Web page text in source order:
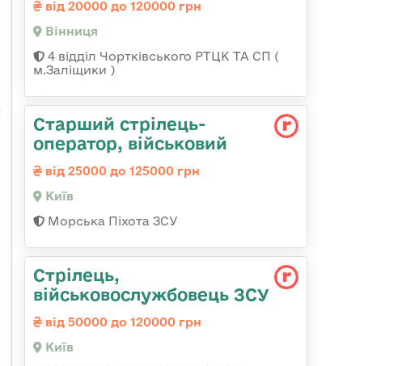
від 20000 до 120000 грн
Вінниця
4 відділ Чортківського РТЦК ТА СП (
м.Заліщики )
Стаpший стpілець-
опеpатоp, військовий
від 25000 до 125000 грн
Київ
Морська Піхота ЗСУ
Стрілець,
військовослужбовець ЗСУ
від 50000 до 120000 грн
Київ